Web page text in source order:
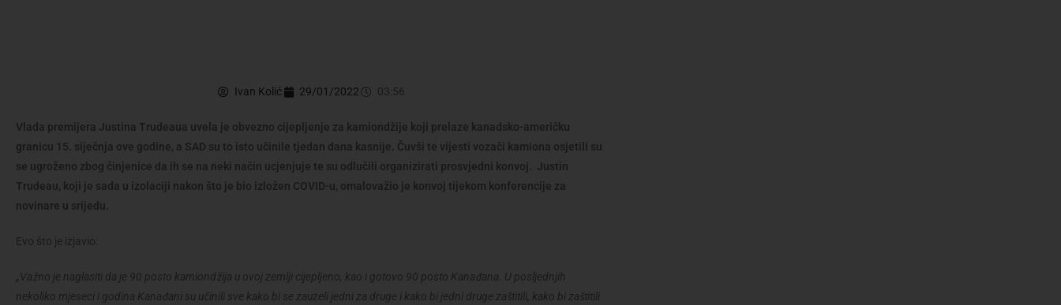
Ivan Kolić 29/01/2022 03:56
Vlada premijera Justina Trudeaua uvela je obvezno cijepljenje za kamiondžije koji prelaze kanadsko-američku
granicu 15. siječnja ove godine, a SAD su to isto učinile tjedan dana kasnije. Čuvši te vijesti vozači kamiona osjetili su
se ugroženo zbog činjenice da ih se na neki način ucjenjuje te su odlučili organizirati prosvjedni konvoj. Justin
Trudeau, koji je sada u izolaciji nakon što je bio izložen COVID-u, omalovažio je konvoj tijekom konferencije za
novinare u srijedu.
Evo što je izjavio:
„Važno je naglasiti da je 90 posto kamiondžija u ovoj zemlji cijepljeno, kao i gotovo 90 posto Kanađana. U posljednjih
nekoliko mjeseci i godina Kanađani su učinili sve kako bi se zauzeli jedni za druge i kako bi jedni druge zaštitili, kako bi zaštitili